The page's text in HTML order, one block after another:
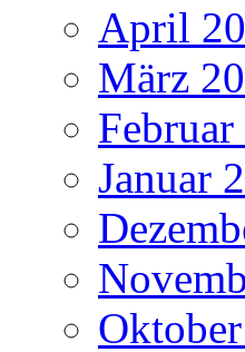
April
März
Januar